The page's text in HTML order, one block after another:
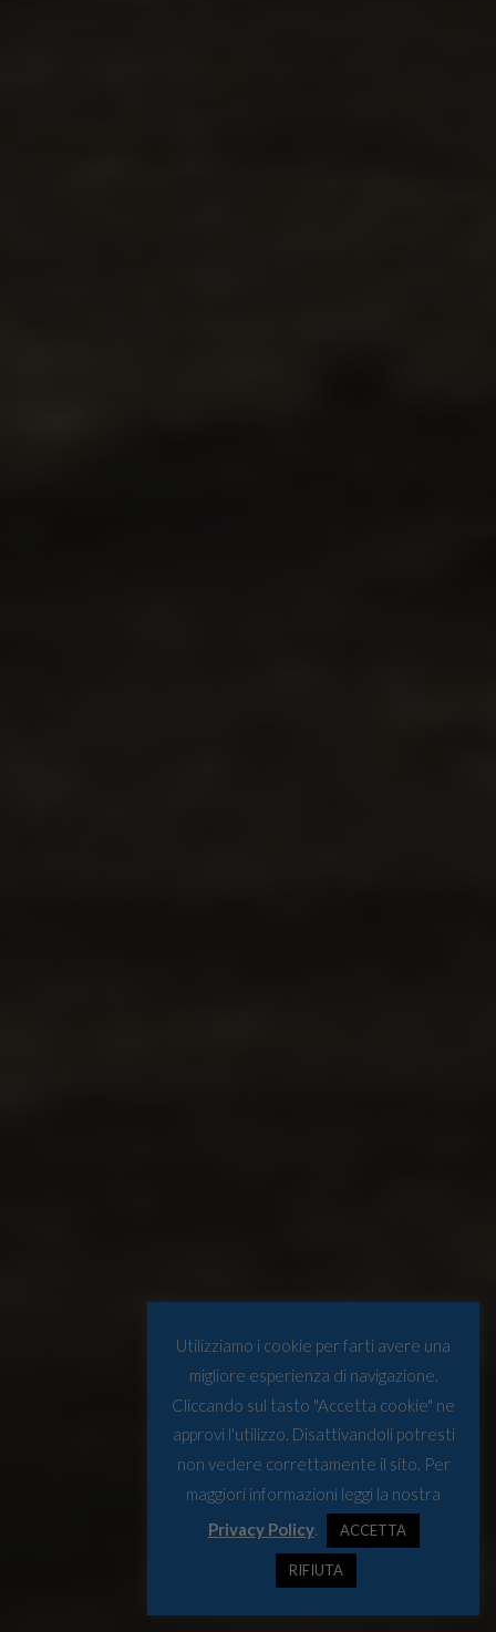
Utilizziamo i cookie per farti avere una
migliore esperienza di navigazione.
Cliccando sul tasto "Accetta cookie" ne
approvi l'utilizzo. Disattivandoli potresti
non vedere correttamente il sito. Per
maggiori informazioni leggi la nostra
Privacy Policy. ACCETTA
RIFIUTA